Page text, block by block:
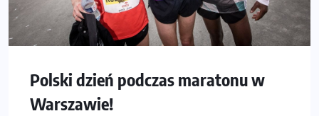
Polski dzień podczas maratonu w
Warszawie!